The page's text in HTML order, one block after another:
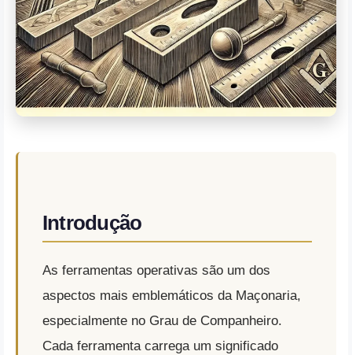
Introdução
As ferramentas operativas são um dos
aspectos mais emblemáticos da Maçonaria,
especialmente no Grau de Companheiro.
Cada ferramenta carrega um significado